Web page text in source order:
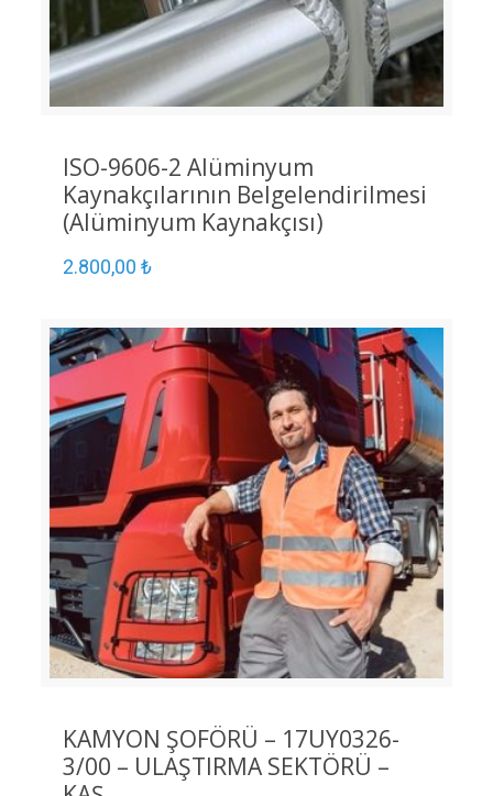
ISO-9606-2 Alüminyum
Kaynakçılarının Belgelendirilmesi
(Alüminyum Kaynakçısı)
2.800,00 ₺
KAMYON ŞOFÖRÜ – 17UY0326-
3/00 – ULAŞTIRMA SEKTÖRÜ –